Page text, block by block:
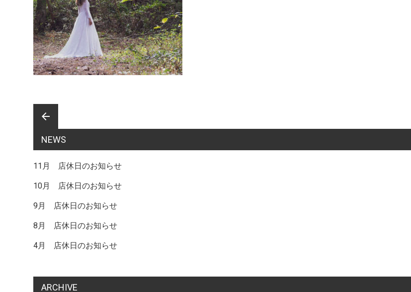
前
後
の
記
事
arrow_back
NEWS
11月 店休日のお知らせ
10月 店休日のお知らせ
9月 店休日のお知らせ
8月 店休日のお知らせ
4月 店休日のお知らせ
ARCHIVE